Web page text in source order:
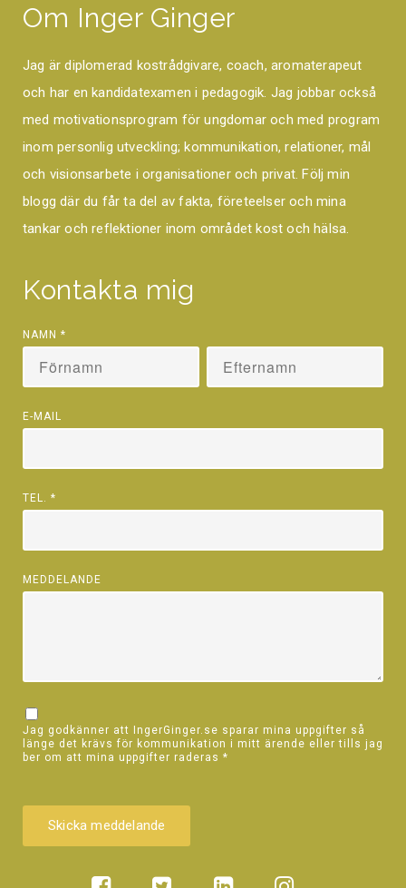
Om Inger Ginger
Jag är diplomerad kostrådgivare, coach, aromaterapeut
och har en kandidatexamen i pedagogik. Jag jobbar också
med motivationsprogram för ungdomar och med program
inom personlig utveckling; kommunikation, relationer, mål
och visionsarbete i organisationer och privat. Följ min
blogg där du får ta del av fakta, företeelser och mina
tankar och reflektioner inom området kost och hälsa.
Kontakta mig
NAMN *
E-MAIL
TEL. *
MEDDELANDE
Jag godkänner att IngerGinger.se sparar mina uppgifter så
länge det krävs för kommunikation i mitt ärende eller tills jag
ber om att mina uppgifter raderas *